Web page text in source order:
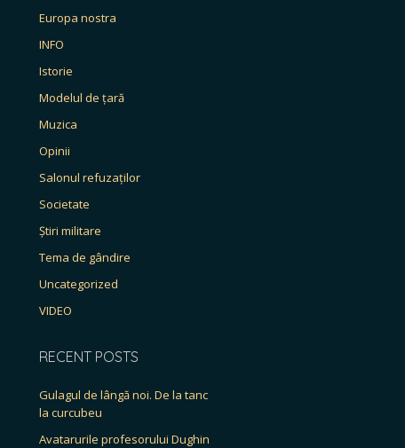
Europa nostra
INFO
Istorie
Modelul de țară
Muzica
Opinii
Salonul refuzaților
Societate
Știri militare
Tema de gândire
Uncategorized
VIDEO
RECENT POSTS
Gulagul de lângă noi. De la tanc
la curcubeu
Avatarurile profesorului Dughin